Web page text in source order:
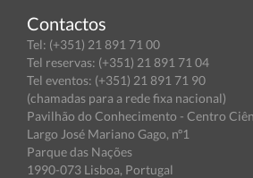
Contactos
Tel: (+351) 21 891 71 00
Tel reservas: (+351) 21 891 71 04
Tel eventos: (+351) 21 891 71 90
(chamadas para a rede fixa nacional)
Pavilhão do Conhecimento - Centro
Largo José Mariano Gago, nº1
Parque das Nações
1990-073 Lisboa, Portugal